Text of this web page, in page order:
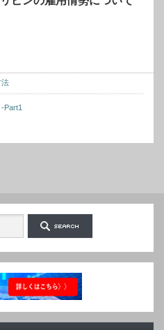
法
Part1